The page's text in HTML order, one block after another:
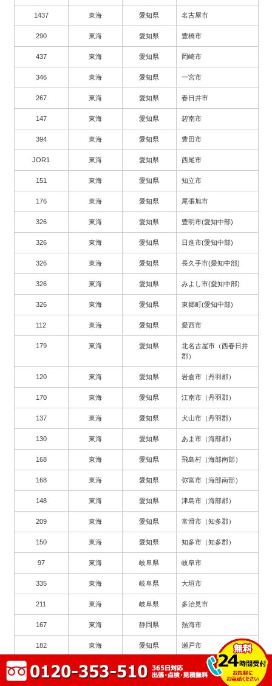
1437 東海 愛知県 名古屋市
290 東海 愛知県 豊橋市
437 東海 愛知県 岡崎市
346 東海 愛知県 一宮市
267 東海 愛知県 春日井市
147 東海 愛知県 碧南市
394 東海 愛知県 豊田市
JOR1 東海 愛知県 西尾市
151 東海 愛知県 知立市
176 東海 愛知県 尾張旭市
326 東海 愛知県 豊明市(愛知中部)
326 東海 愛知県 日進市(愛知中部)
326 東海 愛知県 長久手市(愛知中部)
326 東海 愛知県 みよし市(愛知中部)
326 東海 愛知県 東郷町(愛知中部)
112 東海 愛知県 愛西市
179 東海 愛知県
北名古屋市（西春日井
郡）
120 東海 愛知県 岩倉市（丹羽郡）
170 東海 愛知県 江南市（丹羽郡）
137 東海 愛知県 犬山市（丹羽郡）
130 東海 愛知県 あま市（海部郡）
168 東海 愛知県 飛島村（海部南部）
168 東海 愛知県 弥富市（海部南部）
148 東海 愛知県 津島市（海部郡）
209 東海 愛知県 常滑市（知多郡）
150 東海 愛知県 知多市（知多郡）
97 東海 岐阜県 岐阜市
335 東海 岐阜県 大垣市
211 東海 岐阜県 多治見市
167 東海 静岡県 熱海市
182 東海 愛知県 瀬戸市
263 東海 愛知県 豊川市